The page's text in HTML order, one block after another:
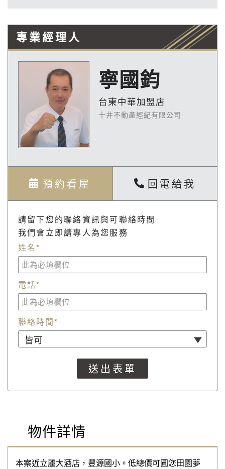
專業經理人
寧國鈞
台東中華加盟店
十井不動產經紀有限公司
預約看屋 回電給我
請留下您的聯絡資訊與可聯絡時間
我們會立即請專人為您服務
姓名*
電話*
聯絡時間*
物件詳情
本案近立麗大酒店，豐源國小。低總價可圓您田園夢